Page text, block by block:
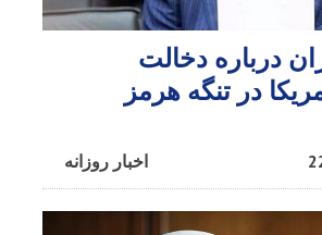
درباره دخالت
در تنگه هرمز
اخبار روزانه